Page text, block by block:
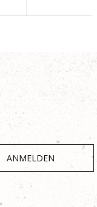
ANMELDEN